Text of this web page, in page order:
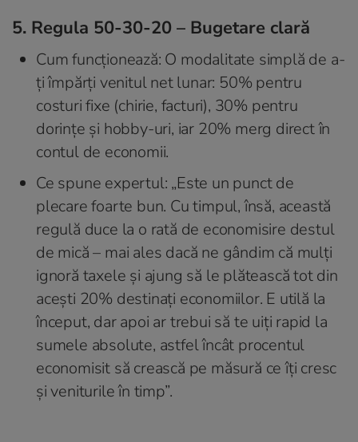
5. Regula 50-30-20 – Bugetare clară
Cum funcționează: O modalitate simplă de a-
ți împărți venitul net lunar: 50% pentru
costuri fixe (chirie, facturi), 30% pentru
dorințe și hobby-uri, iar 20% merg direct în
contul de economii.
Ce spune expertul: „Este un punct de
plecare foarte bun. Cu timpul, însă, această
regulă duce la o rată de economisire destul
de mică – mai ales dacă ne gândim că mulți
ignoră taxele și ajung să le plătească tot din
acești 20% destinați economiilor. E utilă la
început, dar apoi ar trebui să te uiți rapid la
sumele absolute, astfel încât procentul
economisit să crească pe măsură ce îți cresc
și veniturile în timp”.